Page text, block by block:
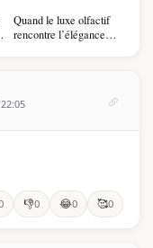
Quand le luxe olfactif
rencontre l’élégance
👎0 😂0 🥰0